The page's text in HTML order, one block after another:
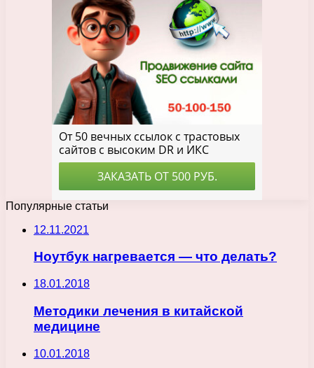
Популярные статьи
12.11.2021
Ноутбук нагревается — что делать?
18.01.2018
Методики лечения в китайской
медицине
10.01.2018